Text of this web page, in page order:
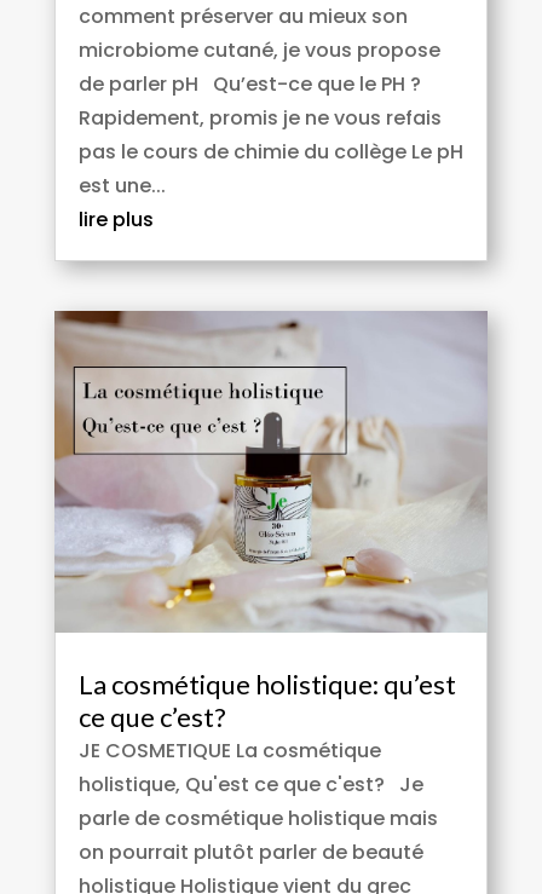
comment préserver au mieux son
microbiome cutané, je vous propose
de parler pH Qu’est-ce que le PH ?
Rapidement, promis je ne vous refais
pas le cours de chimie du collège Le pH
est une...
lire plus
La cosmétique holistique: qu’est
ce que c’est?
JE COSMETIQUE La cosmétique
holistique, Qu'est ce que c'est? Je
parle de cosmétique holistique mais
on pourrait plutôt parler de beauté
holistique Holistique vient du grec